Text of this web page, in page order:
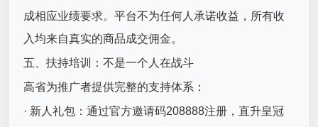
成相应业绩要求。平台不为任何人承诺收益，所有收
入均来自真实的商品成交佣金。
五、扶持培训：不是一个人在战斗
高省为推广者提供完整的支持体系：
· 新人礼包：通过官方邀请码208888注册，直升皇冠